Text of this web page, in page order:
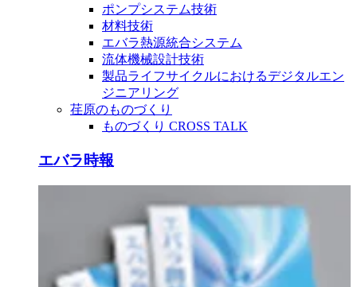
ポンプシステム技術
材料技術
エバラ熱源統合システム
流体機械設計技術
製品ライフサイクルにおけるデジタルエン
ジニアリング
荏原のものづくり
ものづくり CROSS TALK
エバラ時報